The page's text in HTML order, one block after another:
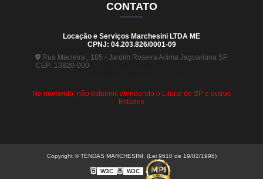
CONTATO
Locação e Serviços Marchesini LTDA ME
CPNJ: 04.203.826/0001-09
Rua Macieira , 185 - Jardim Roseira Acima Jaguariúna SP
CEP: 13820-000
No momento, não estamos atendendo o Litoral de SP e outros
Estados
Copyright © TENDAS MARCHESINI. (Lei 9610 de 19/02/1998)
W3C W3C